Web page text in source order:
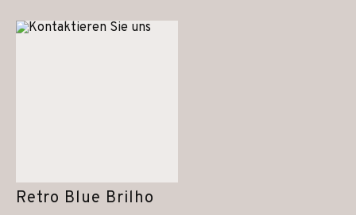
Retro Blue Brilho